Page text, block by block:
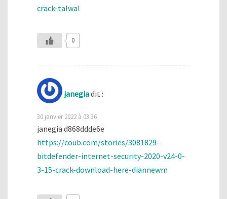
crack-talwal
0
janegiadit :
30 janvier 2022 à 03:36
janegia d868ddde6e
https://coub.com/stories/3081829-
bitdefender-internet-security-2020-v24-0-
3-15-crack-download-here-diannewm